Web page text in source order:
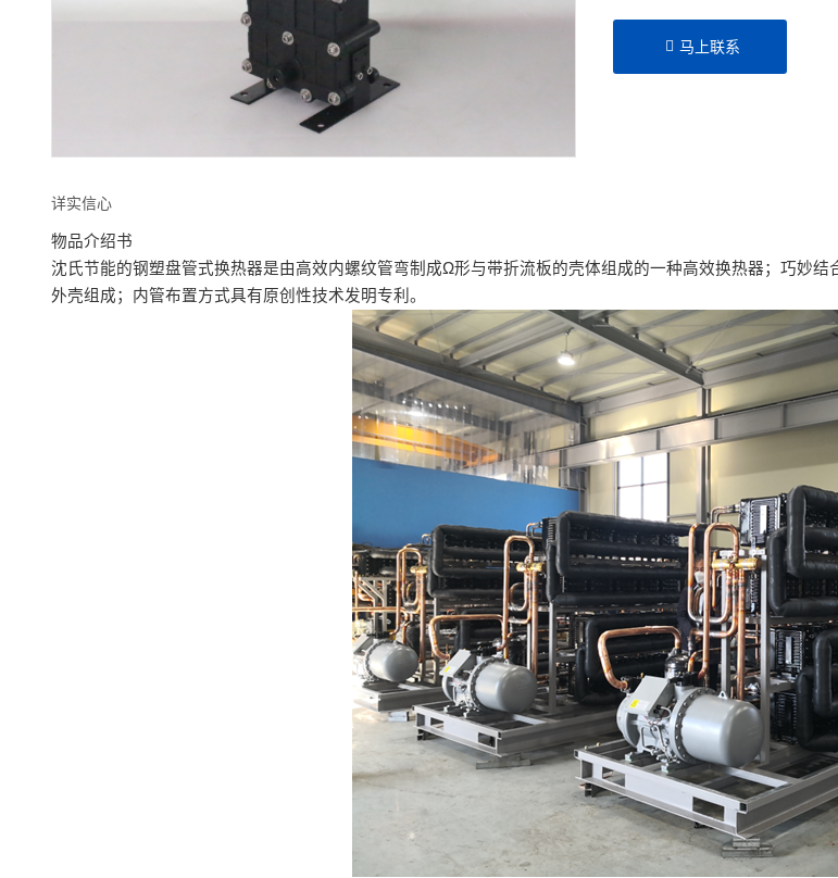
马上联系
详实信心
物品介绍书
沈氏节能的钢塑盘管式换热器是由高效内螺纹管弯制成Ω形与带折流板的壳体组成的一种高效换热器；巧妙
外壳组成；内管布置方式具有原创性技术发明专利。